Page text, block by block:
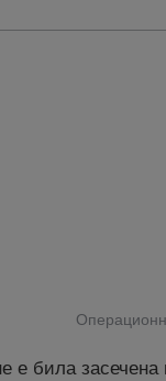
била